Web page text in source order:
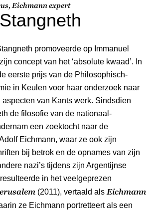
Eichmann expert
promoveerde op Immanuel
concept van het ‘absolute kwaad’. In
eerste prijs van de Philosophisch-
in Keulen voor haar onderzoek naar
van Kants werk. Sindsdien
de filosofie van de nationaal-
een zoektocht naar de
Eichmann, waar ze ook zijn
bij betrok en de opnames van zijn
nazi’s tijdens zijn Argentijnse
in het veelgeprezen
(2011), vertaald als Eichmann
ze Eichmann portretteert als een